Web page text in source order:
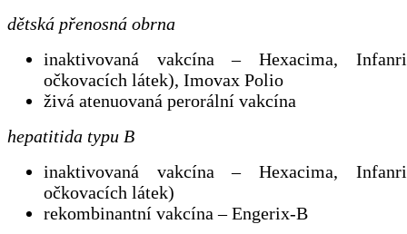
dětská přenosná obrna
inaktivovaná vakcína – Hexacima,
očkovacích látek), Imovax Polio
živá atenuovaná perorální vakcína
hepatitida typu B
inaktivovaná vakcína – Hexacima,
očkovacích látek)
rekombinantní vakcína – Engerix-B